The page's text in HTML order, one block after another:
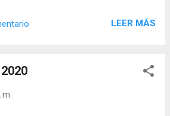
del Día (+ Leer ). | Evangelio y
Cada cristiano desde su
y discípulo, en medio de nuestra
busca en su vida y la encuentra en
LEER MÁS